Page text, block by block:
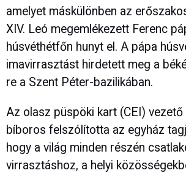
amelyet máskülönben az
XIV. Leó megemlékezett Ferenc
húsvéthétfőn hunyt el. A pápa
imavirrasztást hirdetett meg a
re a Szent Péter-bazilikában.
Az olasz püspöki kart (CEI)
bíboros felszólította az egyház
hogy a világ minden részén
virrasztáshoz, a helyi